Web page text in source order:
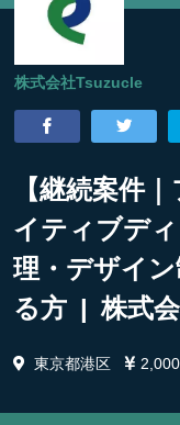
株式会社Tsuzucle
【継続案件
イティブデ
理・デザイ
る方 | 株式
東京都港区